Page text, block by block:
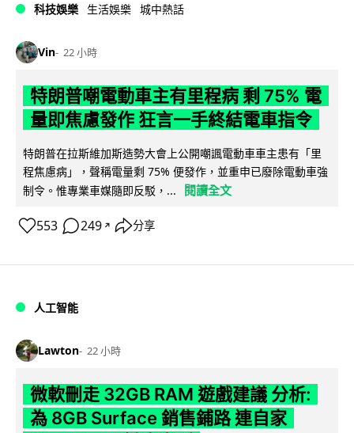
科技娛樂 生活娛樂 城中熱話
Vin 22 小時
特朗普嘲電動車主有里程病 剩 75% 電
量即焦慮發作 狂言一手終結電車指令
特朗普在拉斯維加斯造勢大會上公開嘲諷電動車車主患有「里
程焦慮病」，聲稱電量剩 75% 便發作，並重申已廢除電動車強
制令。惟專業車媒隨即反駁，...
閱讀全文
553 249 ↗ 分享
人工智能
Lawton 22 小時
微軟刪走 32GB RAM 遊戲建議 分析:
為 8GB Surface 銷售鋪路 連自家